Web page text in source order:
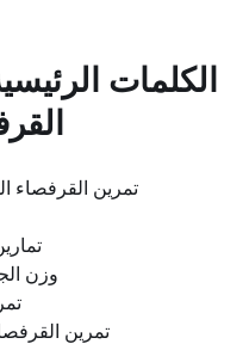
الكلمات
تمرين القرفصاء
وزن
تمرين